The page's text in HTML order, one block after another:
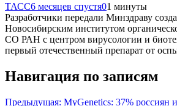
ТАСС6 месяцев спустя01 минуты
Разработчики передали Минздраву
Новосибирским институтом
СО РАН с центром вирусологии и
первый отечественный препарат от
Навигация по записям
Предыдущая: MyGenetics: 37% россиян